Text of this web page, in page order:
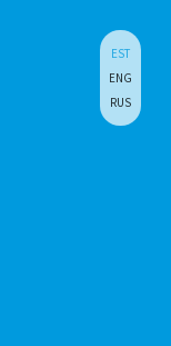
EST
ENG
RUS